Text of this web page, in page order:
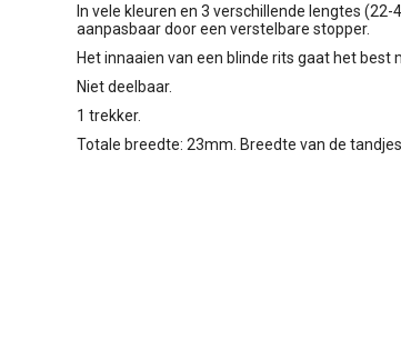
In vele kleuren en 3 verschillende lengtes (22-
aanpasbaar door een verstelbare stopper.
Het innaaien van een blinde rits gaat het best
Niet deelbaar.
1 trekker.
Totale breedte: 23mm. Breedte van de